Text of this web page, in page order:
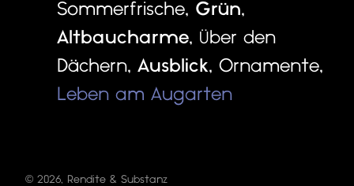
Sommerfrische, Grün,
Altbaucharme, Über den
Dächern, Ausblick, Ornamente,
Leben am Augarten
© 2026, Rendite & Substanz